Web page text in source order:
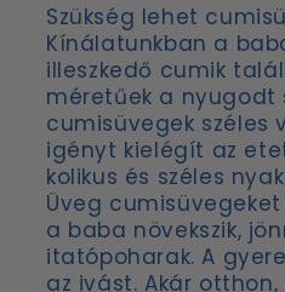
Szükség lehet
Kínálatunkban a
illeszkedő cumik
méretűek a nyugodt
cumisüvegek széles
igényt kielégít az
kolikus és széles
Üveg
a baba növekszik,
itatópoharak. A
az ivást. Akár otthon,